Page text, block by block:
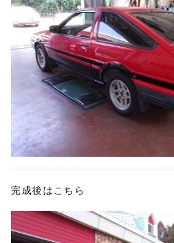
完成後はこちら